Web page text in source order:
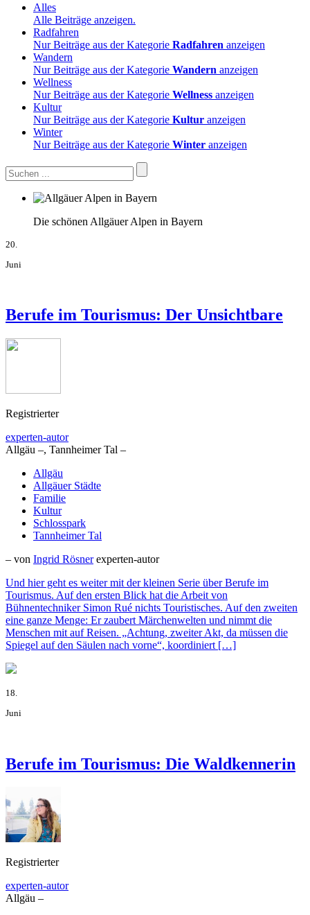
Alles
Alle Beiträge anzeigen.
Radfahren
Nur Beiträge aus der Kategorie Radfahren anzeigen
Wandern
Nur Beiträge aus der Kategorie Wandern anzeigen
Wellness
Nur Beiträge aus der Kategorie Wellness anzeigen
Kultur
Nur Beiträge aus der Kategorie Kultur anzeigen
Winter
Nur Beiträge aus der Kategorie Winter anzeigen
Die schönen Allgäuer Alpen in Bayern
20.
Juni
Berufe im Tourismus: Der Unsichtbare
Registrierter
experten-autor
Allgäu –, Tannheimer Tal –
Allgäu
Allgäuer Städte
Familie
Kultur
Schlosspark
Tannheimer Tal
– von Ingrid Rösner experten-autor
Und hier geht es weiter mit der kleinen Serie über Berufe im
Tourismus. Auf den ersten Blick hat die Arbeit von
Bühnentechniker Simon Rué nichts Touristisches. Auf den zweiten
eine ganze Menge: Er zaubert Märchenwelten und nimmt die
Menschen mit auf Reisen. „Achtung, zweiter Akt, da müssen die
Spiegel auf den Säulen nach vorne“, koordiniert […]
18.
Juni
Berufe im Tourismus: Die Waldkennerin
Registrierter
experten-autor
Allgäu –